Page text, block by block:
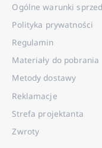
Ogólne warunki
Polityka prywatności
Regulamin
Materiały do pobrania
Metody dostawy
Reklamacje
Strefa projektanta
Zwroty